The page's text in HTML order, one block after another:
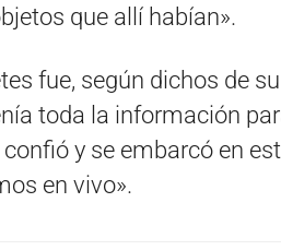
que allí habían».
fue, según dichos de
toda la información
y se embarcó en
en vivo».